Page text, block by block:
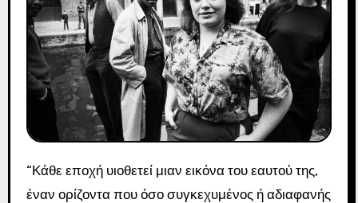
“Κάθε εποχή υιοθετεί μιαν εικόνα του εαυτού της,
έναν ορίζοντα που όσο συγκεχυμένος ή αδιαφανής